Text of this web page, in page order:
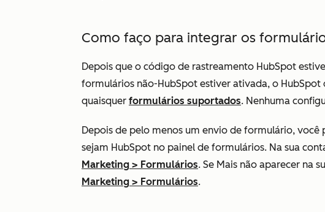
Como faço para integrar os
Depois que o código de rastreamento HubSpot
formulários não-HubSpot estiver ativada, o
quaisquer formulários suportados. Nenhuma
Depois de pelo menos um envio de formulário, você
sejam HubSpot no painel de formulários. Na sua
Marketing > Formulários. Se Mais não aparecer na
Marketing > Formulários.